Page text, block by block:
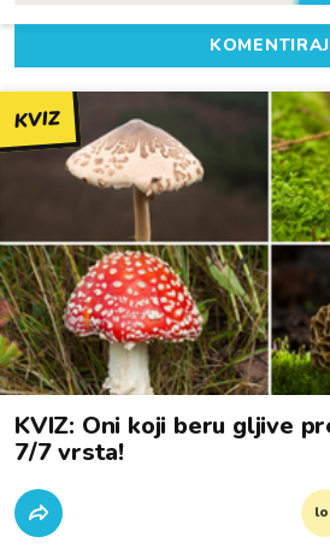
KOMENTIRAJ
KVIZ
KVIZ: Oni koji beru gljive
7/7 vrsta!